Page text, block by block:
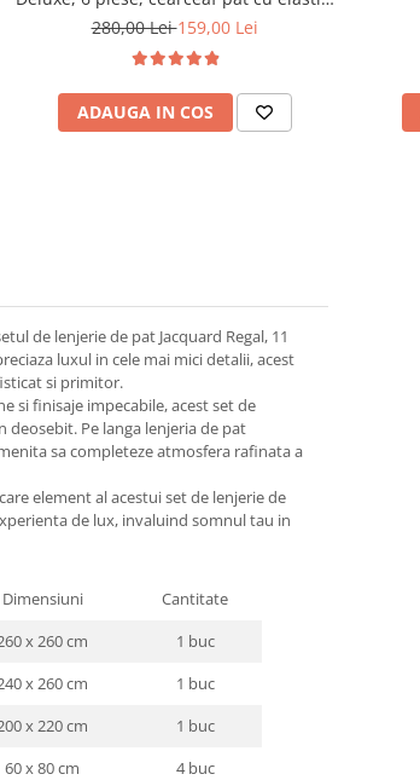
Maro
280,00 Lei159,00 Lei
ADAUGA IN COS
de lenjerie de pat Jacquard Regal, 11
luxul in cele mai mici detalii, acest
si primitor.
si finisaje impecabile, acest set de
deosebit. Pe langa lenjeria de pat
sa completeze atmosfera rafinata a
element al acestui set de lenjerie de
de lux, invaluind somnul tau in
Dimensiuni
Cantitate
x 260 cm
1 buc
x 260 cm
1 buc
x 220 cm
1 buc
60 x 80 cm
4 buc